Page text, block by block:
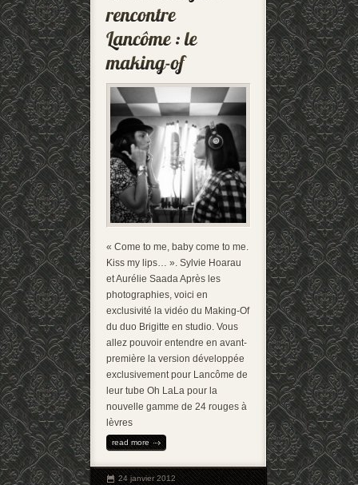
« Come to me, baby come to me.
Kiss my lips… ». Sylvie Hoarau
et Aurélie Saada Après les
photographies, voici en
exclusivité la vidéo du Making-Of
du duo Brigitte en studio. Vous
allez pouvoir entendre en avant-
première la version développée
exclusivement pour Lancôme de
leur tube Oh LaLa pour la
nouvelle gamme de 24 rouges à
lèvres
read more
24 janvier 2012